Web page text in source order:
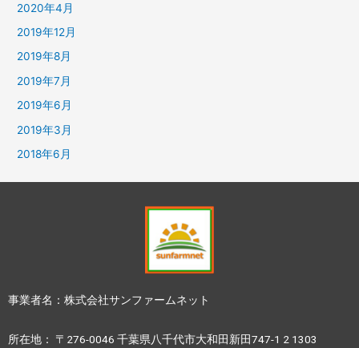
2020年4月
2019年12月
2019年8月
2019年7月
2019年6月
2019年3月
2018年6月
事業者名：株式会社サンファームネット
所在地： 〒276-0046 千葉県八千代市大和田新田747-1 2 1303